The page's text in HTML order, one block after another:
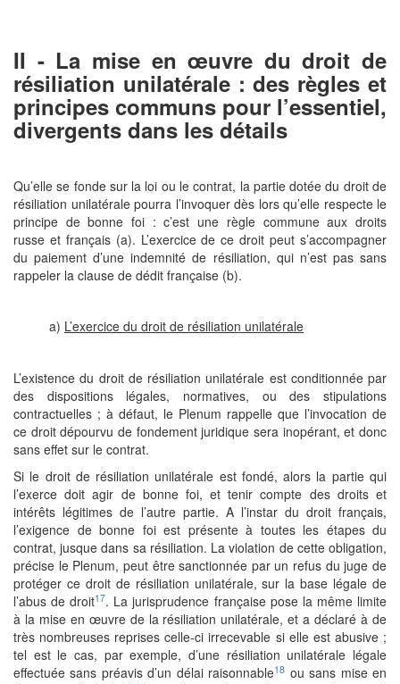
II - La mise en œuvre du droit de
résiliation unilatérale : des règles et
principes communs pour l’essentiel,
divergents dans les détails
Qu’elle se fonde sur la loi ou le contrat, la partie dotée du droit de
résiliation unilatérale pourra l’invoquer dès lors qu’elle respecte le
principe de bonne foi : c’est une règle commune aux droits
russe et français (a). L’exercice de ce droit peut s’accompagner
du paiement d’une indemnité de résiliation, qui n’est pas sans
rappeler la clause de dédit française (b).
a) L’exercice du droit de résiliation unilatérale
L’existence du droit de résiliation unilatérale est conditionnée par
des dispositions légales, normatives, ou des stipulations
contractuelles ; à défaut, le Plenum rappelle que l’invocation de
ce droit dépourvu de fondement juridique sera inopérant, et donc
sans effet sur le contrat.
Si le droit de résiliation unilatérale est fondé, alors la partie qui
l’exerce doit agir de bonne foi, et tenir compte des droits et
intérêts légitimes de l’autre partie. A l’instar du droit français,
l’exigence de bonne foi est présente à toutes les étapes du
contrat, jusque dans sa résiliation. La violation de cette obligation,
précise le Plenum, peut être sanctionnée par un refus du juge de
protéger ce droit de résiliation unilatérale, sur la base légale de
l’abus de droit17. La jurisprudence française pose la même limite
à la mise en œuvre de la résiliation unilatérale, et a déclaré à de
très nombreuses reprises celle-ci irrecevable si elle est abusive ;
tel est le cas, par exemple, d’une résiliation unilatérale légale
effectuée sans préavis d’un délai raisonnable18 ou sans mise en